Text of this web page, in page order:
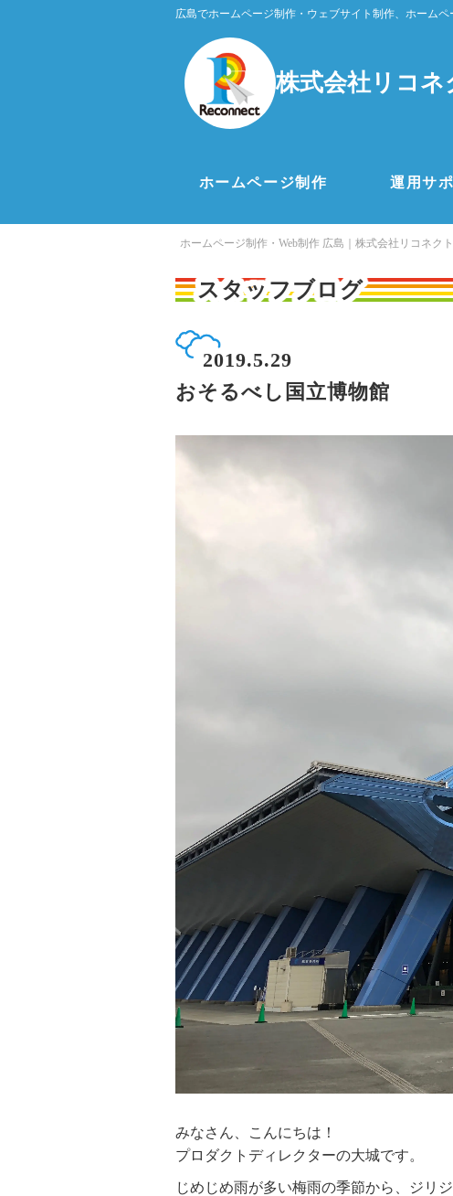
広島でホームページ制作・ウェブサイト制作、ホーム
株式会社リコネ
ホームページ制作 運用サ
ホームページ制作・Web制作 広島｜株式会社リコネクト
スタッフブログ
2019.5.29
おそるべし国立博物館
みなさん、こんにちは！
プロダクトディレクターの大城です。
じめじめ雨が多い梅雨の季節から、ジリ